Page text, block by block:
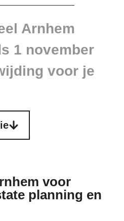
Arnhem
1 november
voor je
voor
planning en